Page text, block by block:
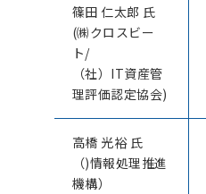
篠田 仁太郎 氏
(㈱クロスビー
ト/
（社）IT資産管
理評価認定協会)
高橋 光裕 氏
（)情報処理推進
機構）